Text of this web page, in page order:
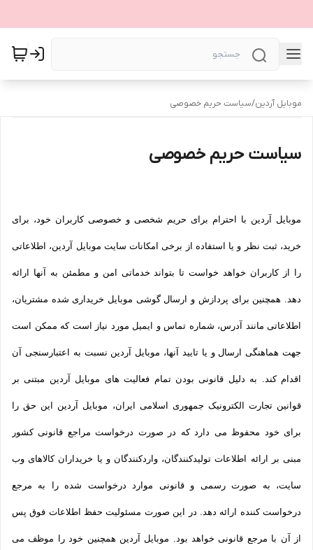
موبایل آردین/سیاست حریم خصوصی
سیاست حریم خصوصی
موبایل آردین با احترام برای حریم شخصی و خصوصی کاربران خود، برای
خرید، ثبت نظر و یا استفاده از برخی امکانات سایت موبایل آردین، اطلاعاتی
را از کاربران خواهد خواست تا بتواند خدماتی امن و مطمئن به آنها ارائه
دهد. همچنین برای پردازش و ارسال گوشی موبایل خریداری شده مشتریان،
اطلاعاتی مانند آدرس، شماره تماس و ایمیل مورد نیاز است که ممکن است
جهت هماهنگی ارسال و یا تایید آنها، موبایل آردین نسبت به اعتبارسنجی آن
اقدام کند. به دلیل قانونی بودن تمام فعالیت های موبایل آردین مبتنی بر
قوانین تجارت الکترونیک جمهوری اسلامی ایران، موبایل آردین این حق را
برای خود محفوظ می دارد که در صورت درخواست مراجع قانونی کشور
مبنی بر ارائه اطلاعات تولیدکنندگان، واردکنندگان و یا خریداران کالاهای وب
سایت، به صورت رسمی و قانونی موارد درخواست شده را به مرجع
درخواست کننده ارائه دهد. در این صورت مسئولیت حفظ اطلاعات فوق پس
از آن با مرجع قانونی خواهد بود. موبایل آردین همچنین خود را موظف می